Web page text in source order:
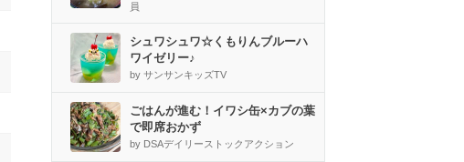
員
シュワシュワ☆くもりんブルーハ
ワイゼリー♪
by サンサンキッズTV
ごはんが進む！イワシ缶×カブの葉
で即席おかず
by DSAデイリーストックアクション